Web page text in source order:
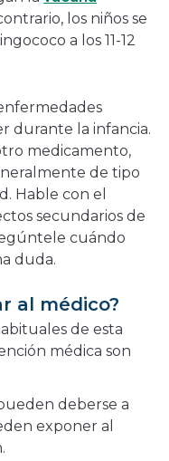
los niños se
a los 11-12
durante la infancia.
medicamento,
de tipo
Hable con el
secundarios de
cuándo
duda.
al médico?
de esta
médica son
deberse a
exponer al